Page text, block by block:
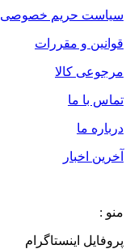
سیاست حریم خصوصی
قوانین و مقررات
مرجوعی کالا
تماس با ما
درباره ما
آخرین اخبار
منو :
پروفایل اینستاگرام